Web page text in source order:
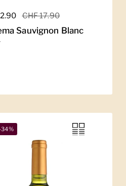
Preis
Sale-Preis
CHF 17.90
Sauvignon Blanc
34%